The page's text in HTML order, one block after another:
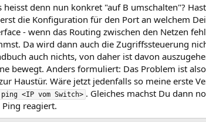
heisst denn nun konkret "auf B umschalten"?
die Konfiguration für den Port an welchem
- wenn das Routing zwischen den Netzen
Da wird dann auch die Zugriffssteuerung
auch nichts, von daher ist davon
bewegt. Anders formuliert: Das Problem ist
Haustür. Wäre jetzt jedenfalls so meine erste
ping <IP vom Switch> . Gleiches machst Du dann
Ping reagiert.